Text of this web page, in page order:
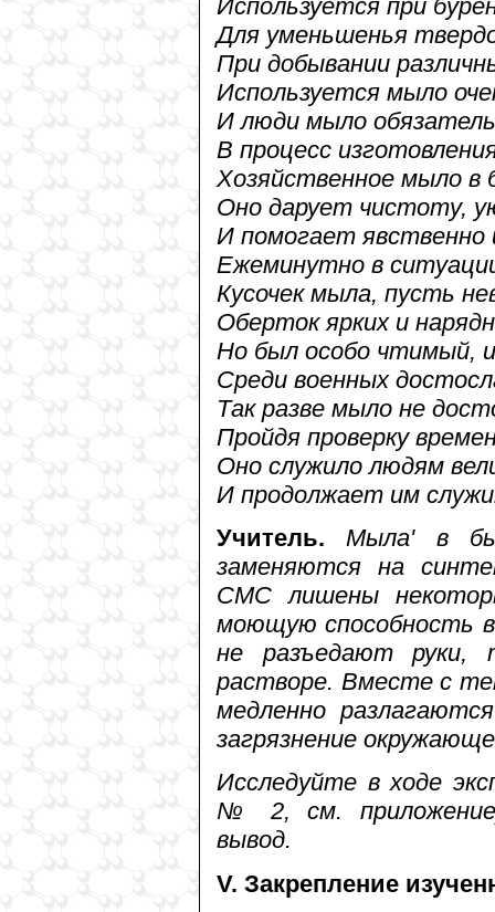
Используется при
Для уменьшенья
При добывании
Используется мыло
И люди мыло
В процесс
Хозяйственное мыло в
Оно дарует чистоту,
И помогает явственно
Ежеминутно в
Кусочек мыла, пусть
Оберток ярких и
Но был особо чтимый,
Среди военных
Так разве мыло не
Пройдя проверку
Оно служило людям
И продолжает им
Учитель.
Мыла' в
заменяются на
СМС лишены
моющую способность
не разъедают руки,
растворе. Вместе с
медленно
загрязнение
Исследуйте в ходе
№ 2, см.
вывод.
V. Закрепление